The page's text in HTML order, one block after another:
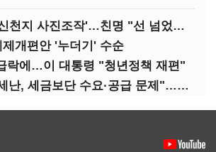
대통령 엮은 '신천지 사진조작'…친명 "선 넘었다" 격앙
개편안 '누더기' 수순
락에…이 대통령 "청년정책 재편"
성기홍 "전월세난, 세금보단 수요·공급 문제"…닥공 시사